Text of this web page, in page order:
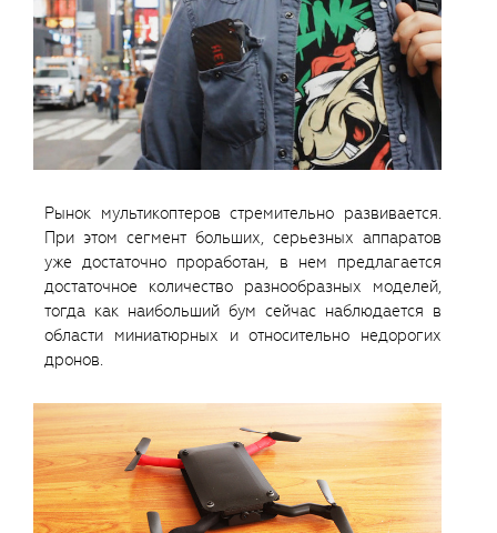
Рынок мультикоптеров стремительно развивается.
При этом сегмент больших, серьезных аппаратов
уже достаточно проработан, в нем предлагается
достаточное количество разнообразных моделей,
тогда как наибольший бум сейчас наблюдается в
области миниатюрных и относительно недорогих
дронов.